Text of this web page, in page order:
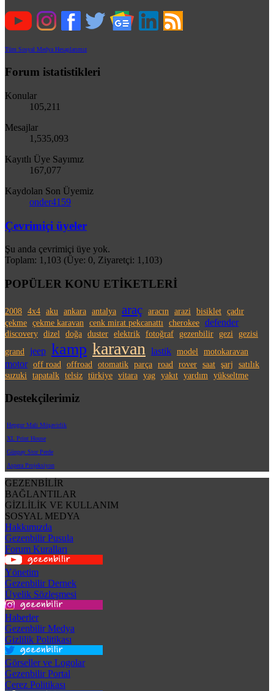
Tüm Sosyal Medya Hesaplarımız
Forum istatistikleri
Konular
105,211
Mesajlar
1,535,093
Kayıtlı Üye Sayımız
167,077
Kaydolan Son Üyemiz
onder4159
Çevrimiçi üyeler
Şu anda çevrimiçi üye yok.
Toplam: 1,103 (Üye: 0, Ziyaretçi: 1,103)
POPÜLER KONU ETİKETLERİ
2008 4x4 aku ankara antalya araç aracın arazi bisiklet çadır
çekme çekme karavan cenk mirat pekcanattı cherokee defender
discovery dizel doğa duster elektrik fotoğraf gezenbilir gezi
gezisi
grand
jeep kamp karavan lastik model motokaravan
motor off road offroad otomatik parça road rover saat şarj
satılık
suzuki
tapatalk telsiz türkiye vitara yag yakıt yardım yükseltme
Destekçilerimiz
Hepgur Mali Müşavirlik
XL Print House
Günpay Stor Perde
Aspera Projeksiyon
GEZENBİLİR
BAĞLANTILAR
GİZLİLİK VE KULLANIM
SOSYAL MEDYA
Hakkımızda
Gezenbilir Pusula
Forum Kuralları
Yönetim
Gezenbilir Dernek
Üyelik Sözleşmesi
Haberler
Gezenbilir Medya
Gizlilik Politikası
Görseller ve Logolar
Gezenbilir Portal
Çerez Politikası